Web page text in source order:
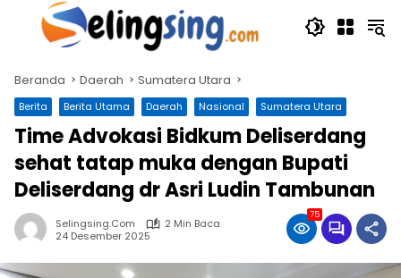
Langsung
Beranda Daerah Sumatera Utara
Berita Berita Utama Daerah Nasional Sumatera Utara
Time Advokasi Bidkum Deliserdang
sehat tatap muka dengan Bupati
Deliserdang dr Asri Ludin Tambunan
Selingsing.com
2 Min Baca
24 Desember 2025
75